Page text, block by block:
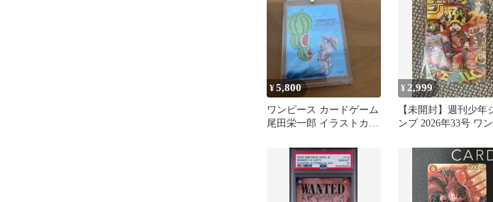
¥5,800
ワンピース カードゲーム
尾田栄一郎 イラストカー
¥ 2,999
【未開封】週刊少年
ンプ 2026年33号 ワン
日発送